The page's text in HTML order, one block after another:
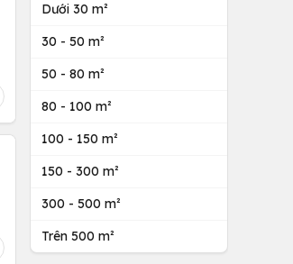
Dưới 30 m²
30 - 50 m²
50 - 80 m²
80 - 100 m²
100 - 150 m²
150 - 300 m²
300 - 500 m²
Trên 500 m²